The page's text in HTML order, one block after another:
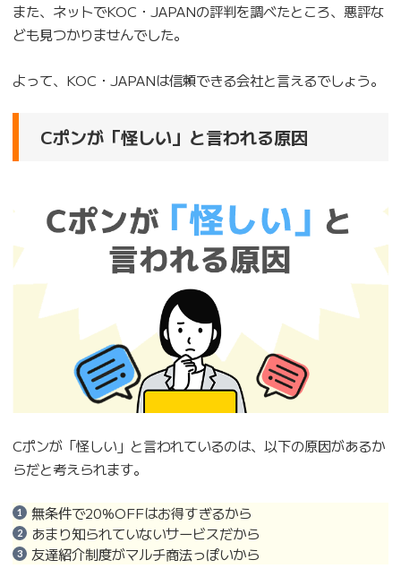
また、ネットでKOC・JAPANの評判を調べたところ、悪評な
ども見つかりませんでした。
よって、KOC・JAPANは信頼できる会社と言えるでしょう。
Cポンが「怪しい」と言われる原因
Cポンが「怪しい」と言われているのは、以下の原因があるか
らだと考えられます。
無条件で20%OFFはお得すぎるから
あまり知られていないサービスだから
友達紹介制度がマルチ商法っぽいから